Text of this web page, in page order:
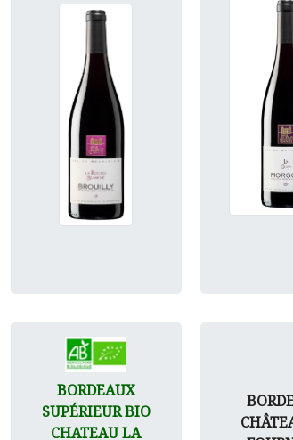
BORDEAUX
SUPÉRIEUR BIO
CHATEAU LA